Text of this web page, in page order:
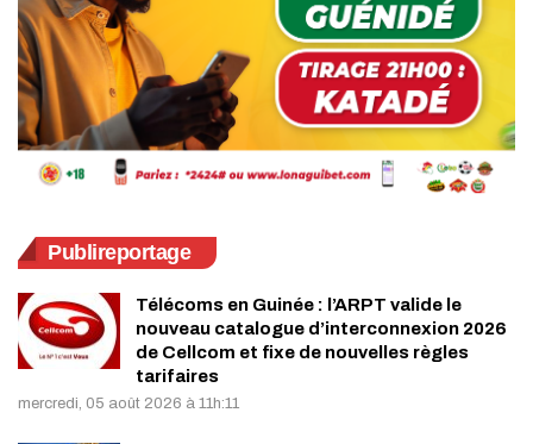
Publireportage
Télécoms en Guinée : l’ARPT valide le
nouveau catalogue d’interconnexion 2026
de Cellcom et fixe de nouvelles règles
tarifaires
mercredi, 05 août 2026 à 11h:11